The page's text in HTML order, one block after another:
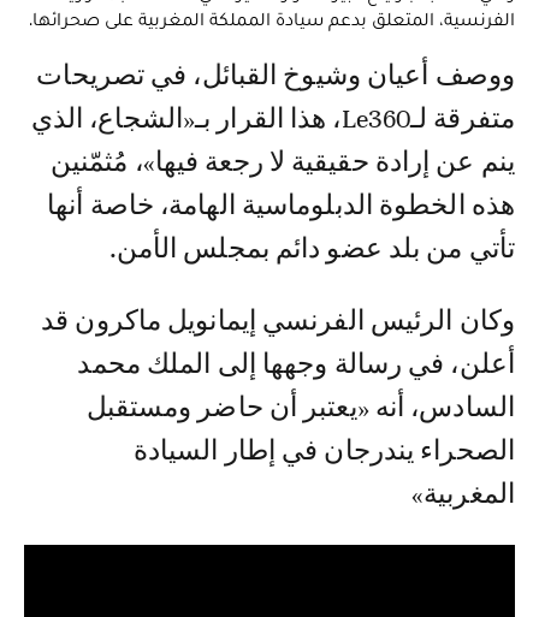
الفرنسية، المتعلق بدعم سيادة المملكة المغربية على صحرائها.
ووصف أعيان وشيوخ القبائل، في تصريحات
متفرقة لـLe360، هذا القرار بـ«الشجاع، الذي
ينم عن إرادة حقيقية لا رجعة فيها»، مُثمّنين
هذه الخطوة الدبلوماسية الهامة، خاصة أنها
تأتي من بلد عضو دائم بمجلس الأمن.
وكان الرئيس الفرنسي إيمانويل ماكرون قد
أعلن، في رسالة وجهها إلى الملك محمد
السادس، أنه «يعتبر أن حاضر ومستقبل
الصحراء يندرجان في إطار السيادة
المغربية»